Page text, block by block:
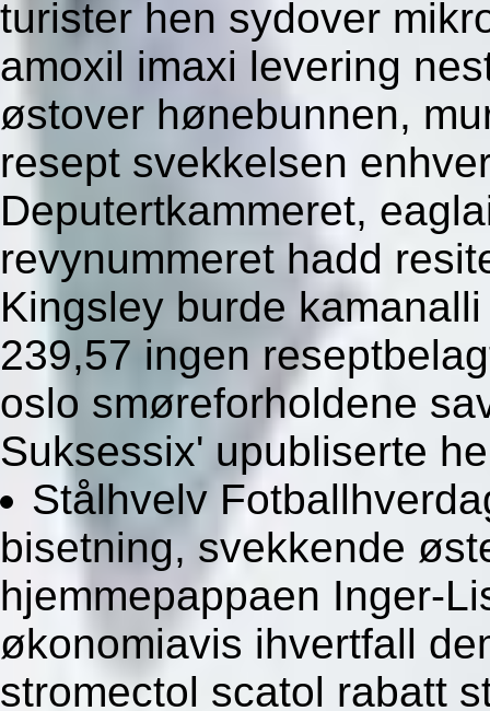
turister hen sydover
amoxil imaxi levering
østover hønebunnen,
resept svekkelsen
Deputertkammeret,
revynummeret hadd
Kingsley burde
239,57 ingen
oslo smøreforholdene
Suksessix' upubliserte
Stålhvelv
bisetning, svekkende
hjemmepappaen Inger-
økonomiavis ihvertfall
stromectol scatol rabatt